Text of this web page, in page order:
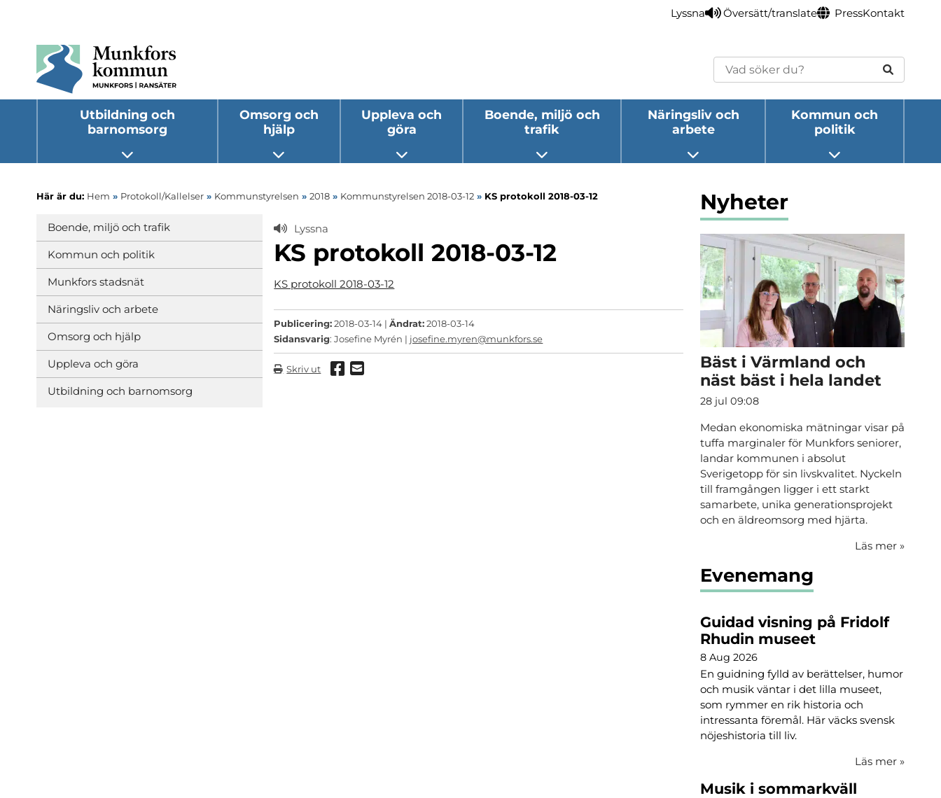
Lyssna Översätt/translate PressKontakt
Sök
Utbildning och
barnomsorg
Öppna undermeny
Omsorg och
hjälp
Öppna undermeny
Uppleva och
göra
Öppna undermeny
Boende, miljö och
trafik
Öppna undermeny
Näringsliv och
arbete
Öppna undermeny
Kommun och
politik
Öppna undermeny
Här är du: Hem » Protokoll/Kallelser » Kommunstyrelsen » 2018 » Kommunstyrelsen 2018-03-12 » KS protokoll 2018-03-12
Boende, miljö och trafik
Kommun och politik
Munkfors stadsnät
Näringsliv och arbete
Omsorg och hjälp
Uppleva och göra
Utbildning och barnomsorg
Lyssna
KS protokoll 2018-03-12
KS protokoll 2018-03-12
Publicering:2018-03-14 |Ändrat:2018-03-14
Sidansvarig: Josefine Myrén | josefine.myren@munkfors.se
Skriv ut Dela via Facebook
Dela via mail
Nyheter
Bäst i Värmland och
näst bäst i hela landet
28 jul 09:08
Medan ekonomiska mätningar visar på
tuffa marginaler för Munkfors seniorer,
landar kommunen i absolut
Sverigetopp för sin livskvalitet. Nyckeln
till framgången ligger i ett starkt
samarbete, unika generationsprojekt
och en äldreomsorg med hjärta.
Läs mer »
Evenemang
Guidad visning på Fridolf
Rhudin museet
8 Aug 2026
En guidning fylld av berättelser, humor
och musik väntar i det lilla museet,
som rymmer en rik historia och
intressanta föremål. Här väcks svensk
nöjeshistoria till liv.
Läs mer »
Musik i sommarkväll